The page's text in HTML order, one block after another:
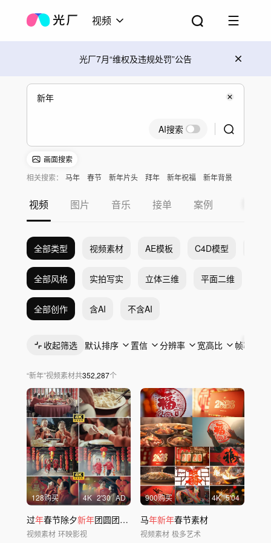
视频
光厂7月“维权及违规处罚”公告
AI搜索
画面搜索
相关搜索：
马年 春节 新年片头 拜年 新年祝福 新年背景
视频 图片 音乐 接单 案例
全部类型 视频素材 AE模板 C4D模型
全部风格 实拍写实 立体三维 平面二维
全部创作 含AI 不含AI
收起筛选 默认排序 置信 分辨率 宽高比 帧率
“新年”视频素材共352,287个
128购买 4K 2'30 AD
过年春节除夕新年团圆团聚团圆饭 年夜饭烟花
视频素材 环映影视
900购买 4K 5'04
马年新年春节素材
视频素材 极多艺术